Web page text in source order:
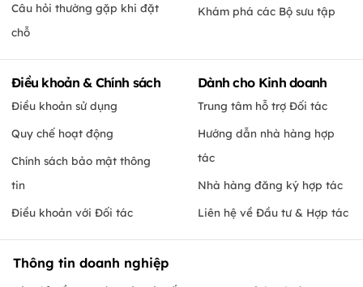
Câu hỏi thường gặp khi đặt
chỗ
Khám phá các Bộ sưu tập
Điều khoản & Chính sách
Điều khoản sử dụng
Quy chế hoạt động
Chính sách bảo mật thông
tin
Điều khoản với Đối tác
Dành cho Kinh doanh
Trung tâm hỗ trợ Đối tác
Hướng dẫn nhà hàng hợp
tác
Nhà hàng đăng ký hợp tác
Liên hệ về Đầu tư & Hợp tác
Thông tin doanh nghiệp